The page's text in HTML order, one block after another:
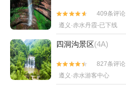


409条评论
遵义·赤水丹霞-已下线
四洞沟景区(4A)


827条评论
遵义·赤水游客中心